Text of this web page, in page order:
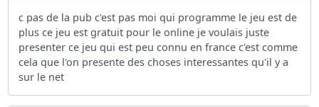
c pas de la pub c'est pas moi qui programme le jeu est de
plus ce jeu est gratuit pour le online je voulais juste
presenter ce jeu qui est peu connu en france c'est comme
cela que l'on presente des choses interessantes qu'il y a
sur le net